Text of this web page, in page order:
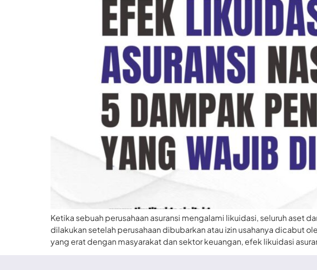
Ketika sebuah perusahaan asuransi mengalami likuidasi, seluruh aset
dilakukan setelah perusahaan dibubarkan atau izin usahanya dicabut
yang erat dengan masyarakat dan sektor keuangan, efek likuidasi